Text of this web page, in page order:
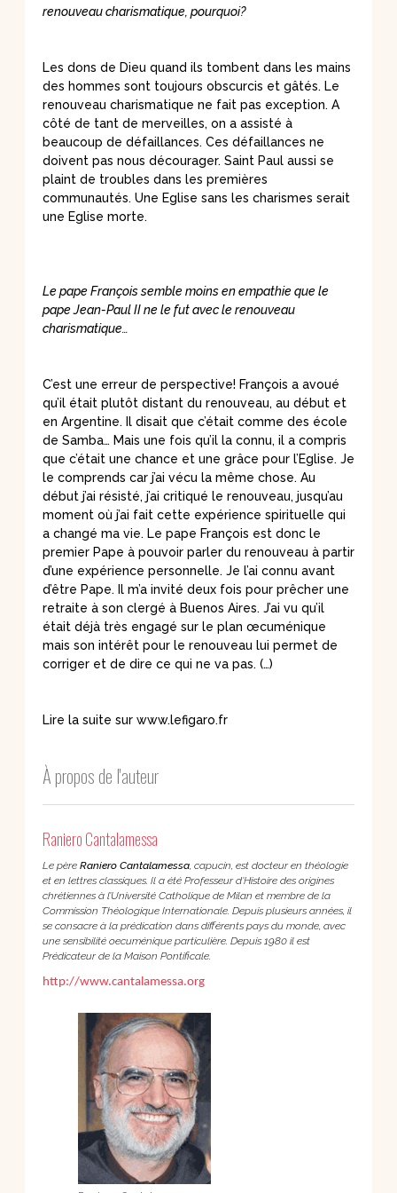
renouveau charismatique, pourquoi?
Les dons de Dieu quand ils tombent dans les mains
des hommes sont toujours obscurcis et gâtés. Le
renouveau charismatique ne fait pas exception. A
côté de tant de merveilles, on a assisté à
beaucoup de défaillances. Ces défaillances ne
doivent pas nous décourager. Saint Paul aussi se
plaint de troubles dans les premières
communautés. Une Eglise sans les charismes serait
une Eglise morte.
Le pape François semble moins en empathie que le
pape Jean-Paul II ne le fut avec le renouveau
charismatique…
C’est une erreur de perspective! François a avoué
qu’il était plutôt distant du renouveau, au début et
en Argentine. Il disait que c’était comme des école
de Samba… Mais une fois qu’il la connu, il a compris
que c’était une chance et une grâce pour l’Eglise. Je
le comprends car j’ai vécu la même chose. Au
début j’ai résisté, j’ai critiqué le renouveau, jusqu’au
moment où j’ai fait cette expérience spirituelle qui
a changé ma vie. Le pape François est donc le
premier Pape à pouvoir parler du renouveau à partir
d’une expérience personnelle. Je l’ai connu avant
d’être Pape. Il m’a invité deux fois pour prêcher une
retraite à son clergé à Buenos Aires. J’ai vu qu’il
était déjà très engagé sur le plan œcuménique
mais son intérêt pour le renouveau lui permet de
corriger et de dire ce qui ne va pas. (…)
Lire la suite sur www.lefigaro.fr
À propos de l'auteur
Raniero Cantalamessa
Le père Raniero Cantalamessa, capucin, est docteur en théologie
et en lettres classiques. Il a été Professeur d’Histoire des origines
chrétiennes à l’Université Catholique de Milan et membre de la
Commission Théologique Internationale. Depuis plusieurs années, il
se consacre à la prédication dans différents pays du monde, avec
une sensibilité oecuménique particulière. Depuis 1980 il est
Prédicateur de la Maison Pontificale.
http://www.cantalamessa.org